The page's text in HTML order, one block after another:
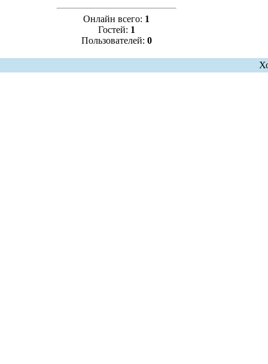
Онлайн всего: 1
Гостей: 1
Пользователей: 0